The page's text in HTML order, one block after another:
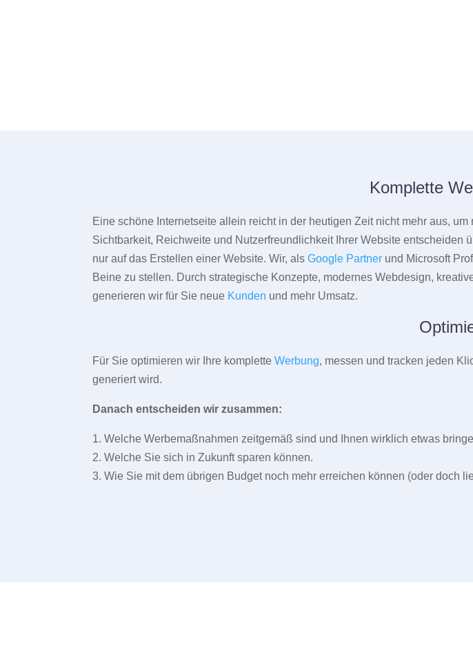
Komplette
Eine schöne Internetseite allein reicht in der heutigen Zeit nicht mehr aus, um
Sichtbarkeit, Reichweite und Nutzerfreundlichkeit Ihrer Website entscheiden
nur auf das Erstellen einer Website. Wir, alsGoogle Partner und Microsoft
Beine zu stellen. Durch strategische Konzepte, modernes Webdesign,
generieren wir für Sie neue Kunden und mehr Umsatz.
Für Sie optimieren wir Ihre kompletteWerbung, messen und tracken jeden
generiert wird.
Danach entscheiden wir zusammen:
1. Welche Werbemaßnahmen zeitgemäß sind und Ihnen wirklich etwas
2. Welche Sie sich in Zukunft sparen können.
3. Wie Sie mit dem übrigen Budget noch mehr erreichen können (oder doch